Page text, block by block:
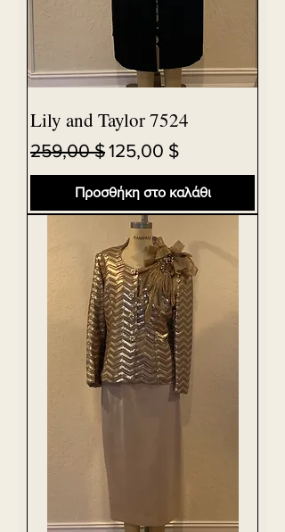
Lily and Taylor 7524
Κανονική τιμή
259,00 $Τιμή Έκπτωσης
125,00 $
Προσθήκη στο καλάθι